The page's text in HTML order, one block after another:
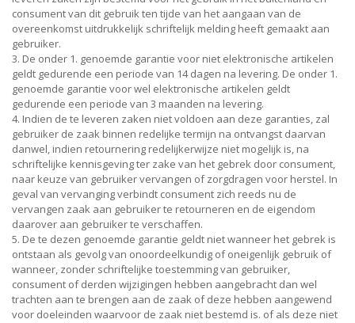
consument van dit gebruik ten tijde van het aangaan van de
overeenkomst uitdrukkelijk schriftelijk melding heeft gemaakt aan
gebruiker.
3. De onder 1. genoemde garantie voor niet elektronische artikelen
geldt gedurende een periode van 14 dagen na levering. De onder 1.
genoemde garantie voor wel elektronische artikelen geldt
gedurende een periode van 3 maanden na levering.
4. Indien de te leveren zaken niet voldoen aan deze garanties, zal
gebruiker de zaak binnen redelijke termijn na ontvangst daarvan
danwel, indien retournering redelijkerwijze niet mogelijk is, na
schriftelijke kennisgeving ter zake van het gebrek door consument,
naar keuze van gebruiker vervangen of zorgdragen voor herstel. In
geval van vervanging verbindt consument zich reeds nu de
vervangen zaak aan gebruiker te retourneren en de eigendom
daarover aan gebruiker te verschaffen.
5. De te dezen genoemde garantie geldt niet wanneer het gebrek is
ontstaan als gevolg van onoordeelkundig of oneigenlijk gebruik of
wanneer, zonder schriftelijke toestemming van gebruiker,
consument of derden wijzigingen hebben aangebracht dan wel
trachten aan te brengen aan de zaak of deze hebben aangewend
voor doeleinden waarvoor de zaak niet bestemd is. of als deze niet